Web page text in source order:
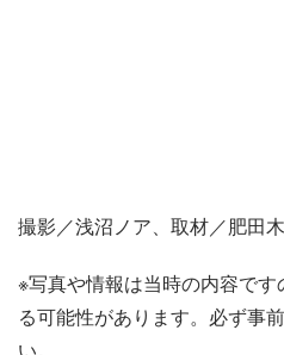
撮影／浅沼ノア、取材／肥田
※写真や情報は当時の内容で
る可能性があります。必ず事
い。